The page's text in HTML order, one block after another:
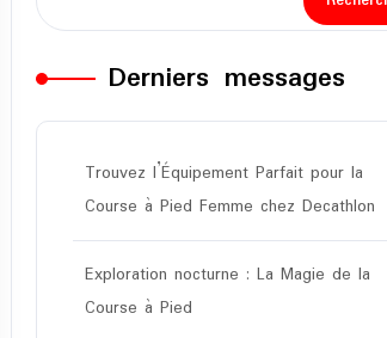
Derniers messages
Trouvez l’Équipement Parfait pour la
Course à Pied Femme chez Decathlon
Exploration nocturne : La Magie de la
Course à Pied